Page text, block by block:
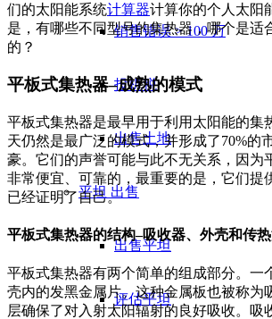
销售错误 > 100 万
投机税
出售土地
平坦 出售
出售平坦
评估平坦
们的太阳能系统计算器计算你的个人太阳
是，有哪些不同型号的集热器，哪个是适
的？
平板式集热器–成熟的模式
平板式集热器是最早用于利用太阳能的集
天仍然是最广泛的模式，并形成了70%的
豪。它们的声誉可能与此不无关系，因为
非常便宜、可靠的，最重要的是，它们提
已经证明了自己。
平板式集热器的结构–吸收器、外壳和传
平板式集热器有两个简单的组成部分。一
壳内的发黑金属片。这种金属板也被称为
层确保了对入射太阳辐射的良好吸收。吸